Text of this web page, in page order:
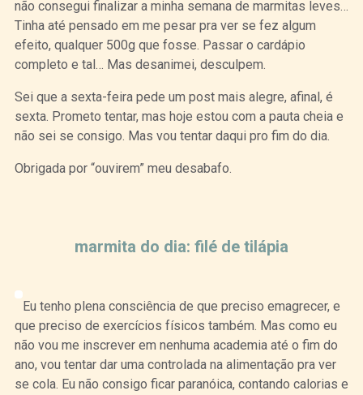
não consegui finalizar a minha semana de marmitas leves…
Tinha até pensado em me pesar pra ver se fez algum
efeito, qualquer 500g que fosse. Passar o cardápio
completo e tal… Mas desanimei, desculpem.
Sei que a sexta-feira pede um post mais alegre, afinal, é
sexta. Prometo tentar, mas hoje estou com a pauta cheia e
não sei se consigo. Mas vou tentar daqui pro fim do dia.
Obrigada por “ouvirem” meu desabafo.
marmita do dia: filé de tilápia
Eu tenho plena consciência de que preciso emagrecer, e
que preciso de exercícios físicos também. Mas como eu
não vou me inscrever em nenhuma academia até o fim do
ano, vou tentar dar uma controlada na alimentação pra ver
se cola. Eu não consigo ficar paranóica, contando calorias e